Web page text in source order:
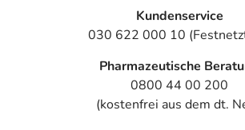
Kundenservice
030 622 000 10
Pharmazeutische
0800 44 00 200
(kostenfrei aus dem dt.